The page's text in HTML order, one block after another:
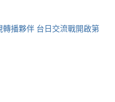
播夥伴 台日交流戰開啟第